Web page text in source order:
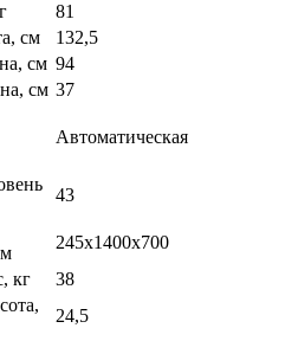
81
см
132,5
см 94
см 37
Автоматическая
43
245x1400x700
кг
38
24,5